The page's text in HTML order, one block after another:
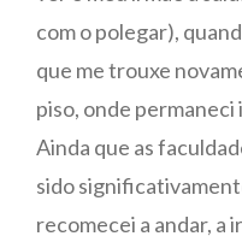
com o polegar),
que me trouxe
piso, onde
Ainda que as
sido
recomecei a andar, a